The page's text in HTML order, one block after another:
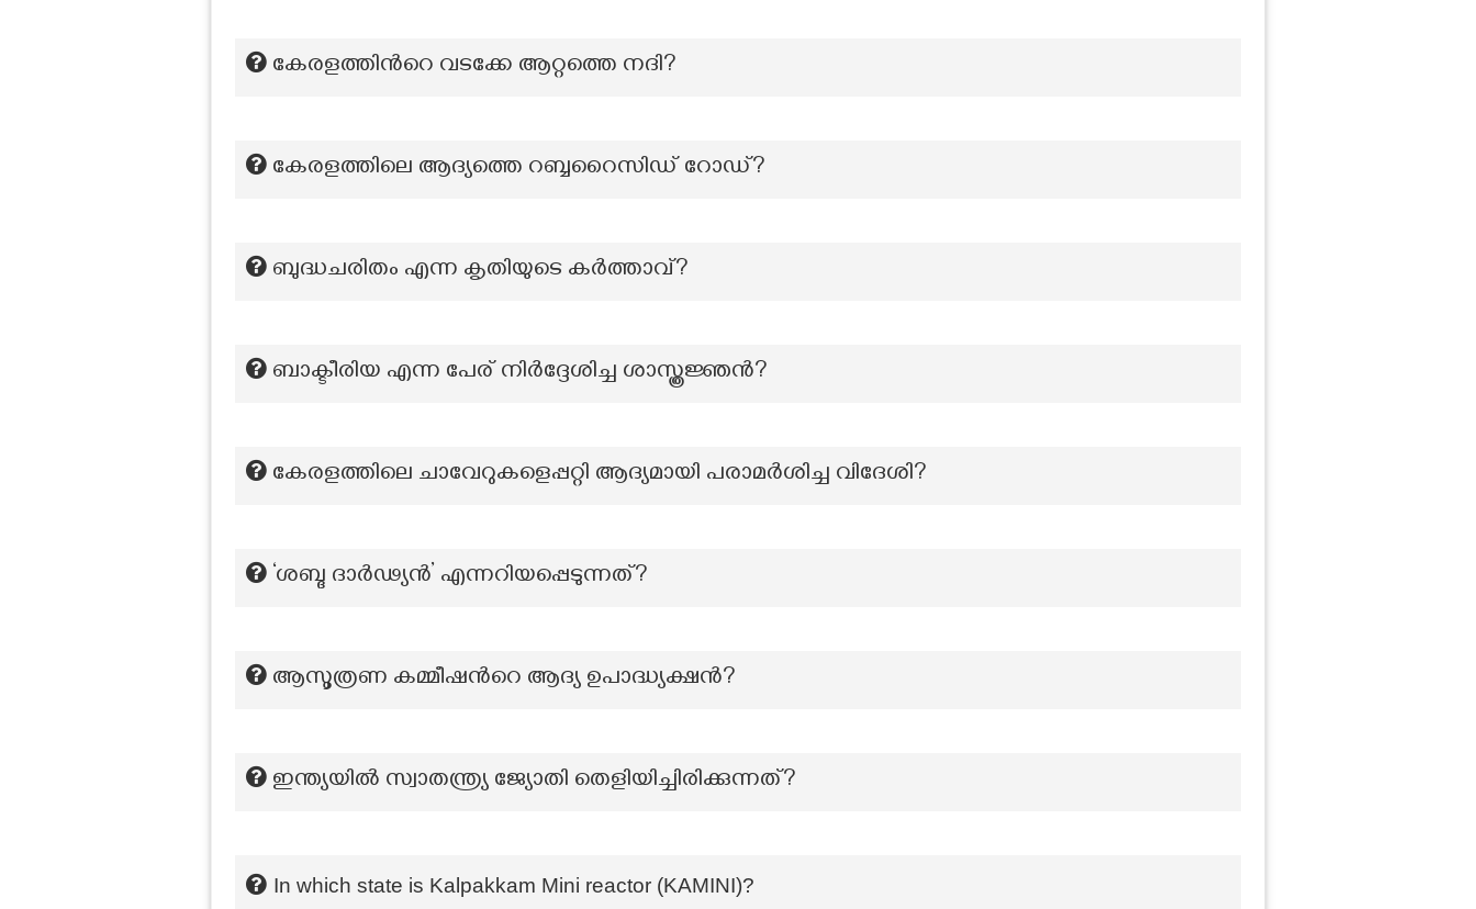
കേരളത്തിന്‍റെ വടക്കേ ആറ്റത്തെ നദി?
കേരളത്തിലെ ആദ്യത്തെ റബ്ബറൈസിഡ് റോഡ്?
ബുദ്ധചരിതം എന്ന കൃതിയുടെ കർത്താവ്?
ബാക്ടീരിയ എന്ന പേര് നിർദ്ദേശിച്ച ശാസ്ത്രജ്ഞൻ?
കേരളത്തിലെ ചാവേറുകളെപ്പറ്റി ആദ്യമായി പരാമർശിച്ച വിദേശി?
‘ശബ്ദ ദാര്‍ഢ്യൻ’ എന്നറിയപ്പെടുന്നത്?
ആസൂത്രണ കമ്മീഷന്‍റെ ആദ്യ ഉപാദ്ധ്യക്ഷൻ?
ഇന്ത്യയിൽ സ്വാതന്ത്ര്യ ജ്യോതി തെളിയിച്ചിരിക്കുന്നത്?
In which state is Kalpakkam Mini reactor (KAMINI)?